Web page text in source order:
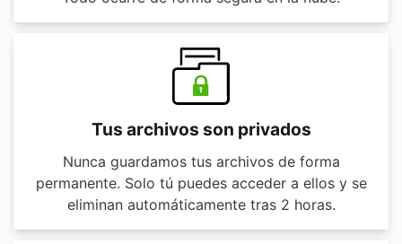
Tus archivos son privados
Nunca guardamos tus archivos de forma
permanente. Solo tú puedes acceder a ellos y se
eliminan automáticamente tras 2 horas.